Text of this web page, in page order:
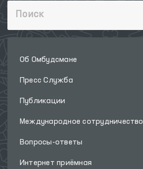
Об Омбудсмане
Пресс Служба
Публикации
Международное сотрудничество
Вопросы-ответы
Интернет приёмная